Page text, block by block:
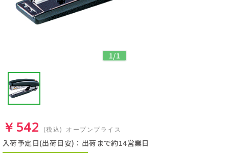
1/1
￥542 (税込) オープンプライス
入荷予定日(出荷目安)：出荷まで約14営業日